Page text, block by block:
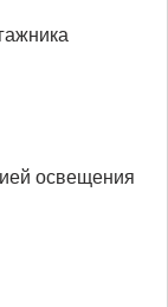
освещения